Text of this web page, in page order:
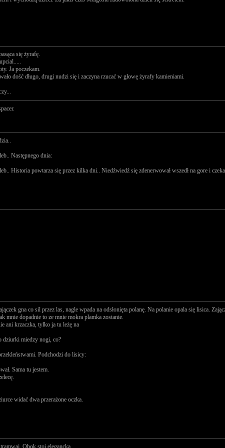
się żyrafę.
Ja poczekam.
dość długo, drugi nudzi się i zaczyna rzucać w głowę żyrafy kamieniami.
Następnego dnia:
Historia powtarza się przez kilka dni.. Niedźwiedź się zdenerwował wszedł na gore i
gna co sil przez las, nagle wpada na odsłonięta polanę. Na polanie opala się lisica.
mnie dopadnie to ze mnie mokra plamka zostanie.
ani krzaczka, tylko ja tu leżę na
dziurki miedzy nogi, co?
Podchodzi do lisicy:
Sama tu jestem.
widać dwa przerażone oczka.
Obok stoi elegancka